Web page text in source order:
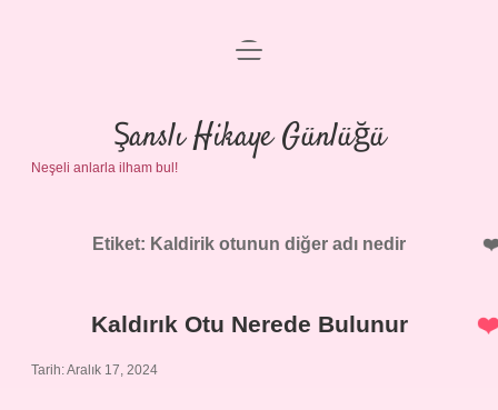
Anasayfa
Gizlilik Politikası
menüyü
Şanslı Hikaye Günlüğü
Neşeli anlarla ilham bul!
Etiket: Kaldirik otunun diğer adı nedir
Kaldırık Otu Nerede Bulunur
Tarih: Aralık 17, 2024